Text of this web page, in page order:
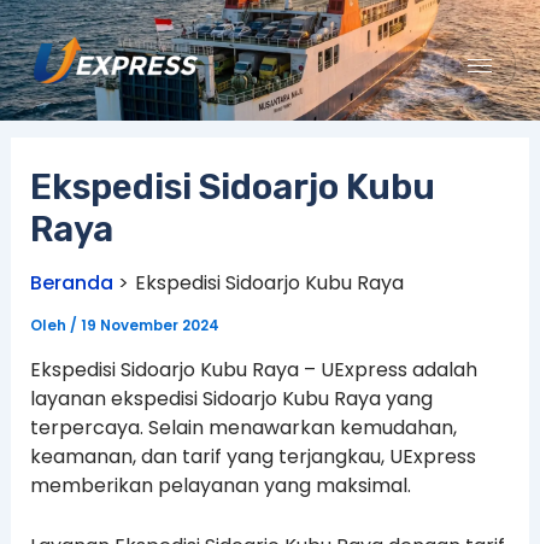
Lewati
ke
konten
Ekspedisi Sidoarjo Kubu
Raya
Beranda Ekspedisi Sidoarjo Kubu Raya
Oleh / 19 November 2024
Ekspedisi Sidoarjo Kubu Raya – UExpress adalah
layanan ekspedisi Sidoarjo Kubu Raya yang
terpercaya. Selain menawarkan kemudahan,
keamanan, dan tarif yang terjangkau, UExpress
memberikan pelayanan yang maksimal.